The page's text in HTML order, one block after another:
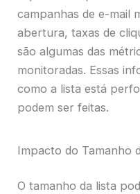
campanhas de e-mail
abertura, taxas de
são algumas das
monitoradas. Essas
como a lista está
podem ser feitas.
Impacto do Tamanho
O tamanho da lista